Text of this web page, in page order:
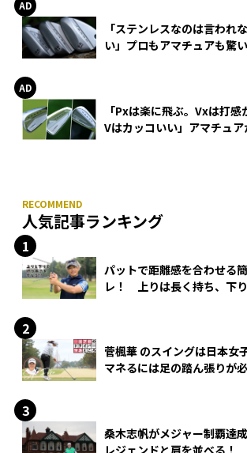
「ステンレスなのは言われ
い」プロもアマチュアも驚
「Pxは楽に飛ぶ。Vxは打
Vはカッコいい」アマチュ
人気記事ランキング
パットで距離感を合わせる
レ！ 上りは長く持ち、下
菅楓華 のスイングは日本女
マネるには足の踏ん張りが
桑木志帆がメジャー制覇達